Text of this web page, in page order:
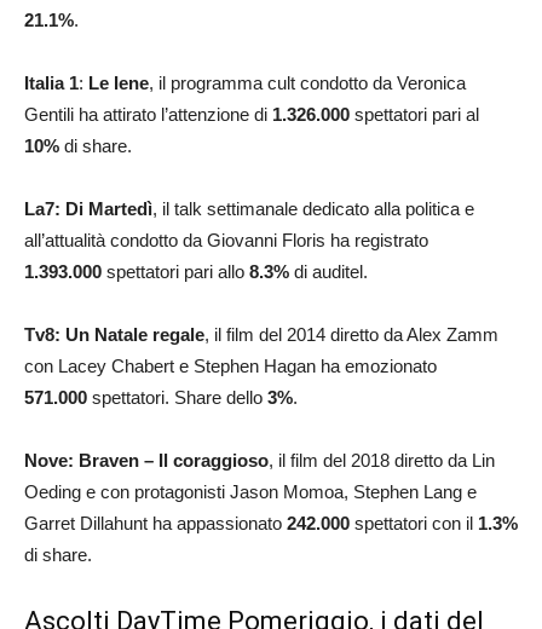
21.1%.
Italia 1: Le Iene, il programma cult condotto da Veronica
Gentili ha attirato l’attenzione di 1.326.000 spettatori pari al
10% di share.
La7: Di Martedì, il talk settimanale dedicato alla politica e
all’attualità condotto da Giovanni Floris ha registrato
1.393.000 spettatori pari allo 8.3% di auditel.
Tv8: Un Natale regale, il film del 2014 diretto da Alex Zamm
con Lacey Chabert e Stephen Hagan ha emozionato
571.000 spettatori. Share dello 3%.
Nove: Braven – Il coraggioso, il film del 2018 diretto da Lin
Oeding e con protagonisti Jason Momoa, Stephen Lang e
Garret Dillahunt ha appassionato 242.000 spettatori con il 1.3%
di share.
Ascolti DayTime Pomeriggio, i dati del